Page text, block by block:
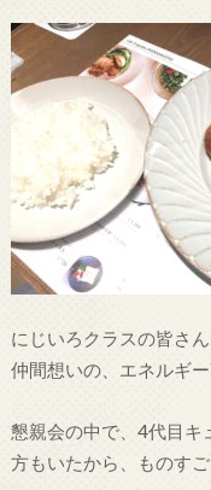
にじいろクラスの皆さ
仲間想いの、エネルギ
懇親会の中で、4代目キ
方もいたから、ものす